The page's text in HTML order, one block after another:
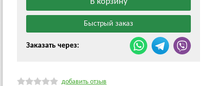
Заказать через:
добавить отзыв